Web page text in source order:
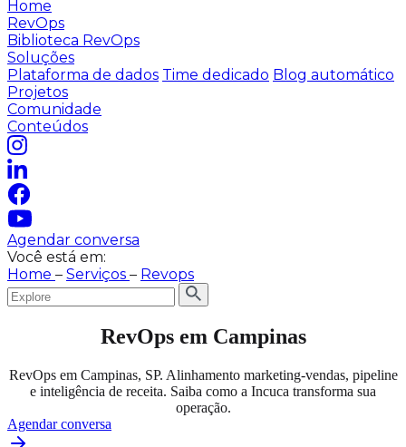
Home
RevOps
Biblioteca RevOps
Soluções
Plataforma de dados Time dedicado Blog automático
Projetos
Comunidade
Conteúdos
Agendar conversa
Você está em:
Home – Serviços – Revops
RevOps em Campinas
RevOps em Campinas, SP. Alinhamento marketing-vendas, pipeline
e inteligência de receita. Saiba como a Incuca transforma sua
operação.
Agendar conversa